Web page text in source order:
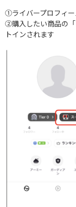
①ライバープロフィー
②購入したい商品の
トインされます